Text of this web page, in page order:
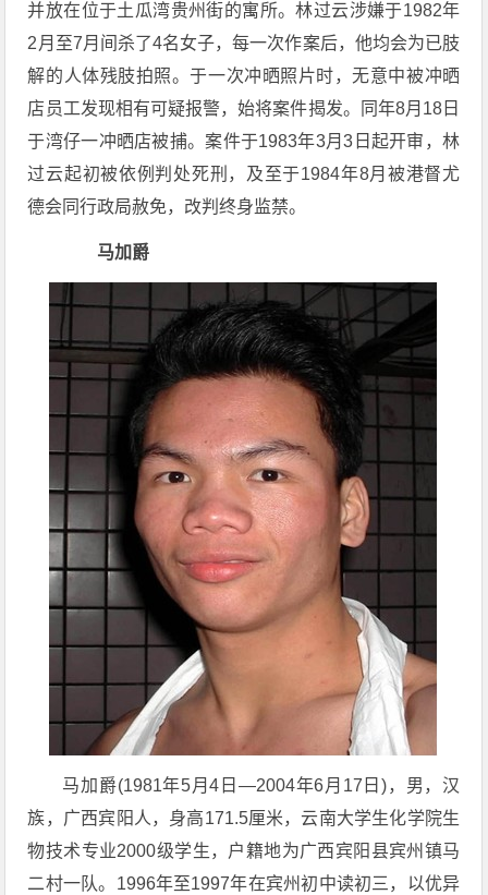
并放在位于土瓜湾贵州街的寓所。林过云涉嫌于1982年
2月至7月间杀了4名女子，每一次作案后，他均会为已肢
解的人体残肢拍照。于一次冲晒照片时，无意中被冲晒
店员工发现相有可疑报警，始将案件揭发。同年8月18日
于湾仔一冲晒店被捕。案件于1983年3月3日起开审，林
过云起初被依例判处死刑，及至于1984年8月被港督尤
德会同行政局赦免，改判终身监禁。
马加爵
马加爵(1981年5月4日—2004年6月17日)，男，汉
族，广西宾阳人，身高171.5厘米，云南大学生化学院生
物技术专业2000级学生，户籍地为广西宾阳县宾州镇马
二村一队。1996年至1997年在宾州初中读初三，以优异